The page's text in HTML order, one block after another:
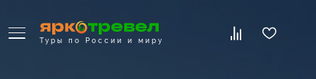
Туры по России и миру